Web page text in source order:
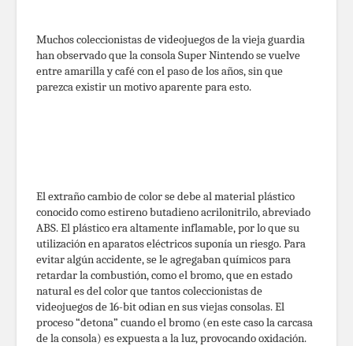
Muchos coleccionistas de videojuegos de la vieja guardia
han observado que la consola Super Nintendo se vuelve
entre amarilla y café con el paso de los años, sin que
parezca existir un motivo aparente para esto.
El extraño cambio de color se debe al material plástico
conocido como estireno butadieno acrilonitrilo, abreviado
ABS. El plástico era altamente inflamable, por lo que su
utilización en aparatos eléctricos suponía un riesgo. Para
evitar algún accidente, se le agregaban químicos para
retardar la combustión, como el bromo, que en estado
natural es del color que tantos coleccionistas de
videojuegos de 16-bit odian en sus viejas consolas. El
proceso “detona” cuando el bromo (en este caso la carcasa
de la consola) es expuesta a la luz, provocando oxidación.